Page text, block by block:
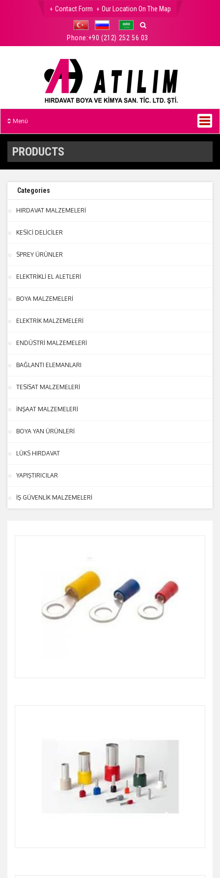
Phone:+90 (212) 252 56 03
Contact Form Our Location On The Map
Menü
PRODUCTS
Categories
HIRDAVAT MALZEMELERİ
KESİCİ DELİCİLER
SPREY ÜRÜNLER
ELEKTRİKLİ EL ALETLERİ
BOYA MALZEMELERİ
ELEKTRİK MALZEMELERİ
ENDÜSTRİ MALZEMELERİ
BAĞLANTI ELEMANLARI
TESİSAT MALZEMELERİ
İNŞAAT MALZEMELERİ
BOYA YAN ÜRÜNLERİ
LÜKS HIRDAVAT
YAPIŞTIRICILAR
İŞ GÜVENLİK MALZEMELERİ